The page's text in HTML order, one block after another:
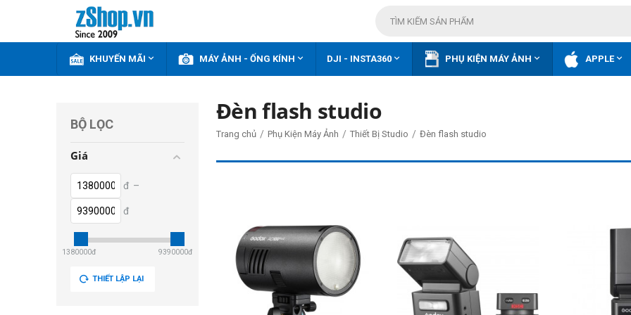
KHUYẾN MÃI  MÁY ẢNH - ỐNG KÍNH  DJI - INSTA360  PHỤ KIỆN MÁY ẢNH  APPLE
BỘ LỌC
Giá
đ –
đ
1380000đ 9390000đ
THIẾT LẬP LẠI
Đèn flash studio
Trang chủ / Phụ Kiện Máy Ảnh / Thiết Bị Studio / Đèn flash studio